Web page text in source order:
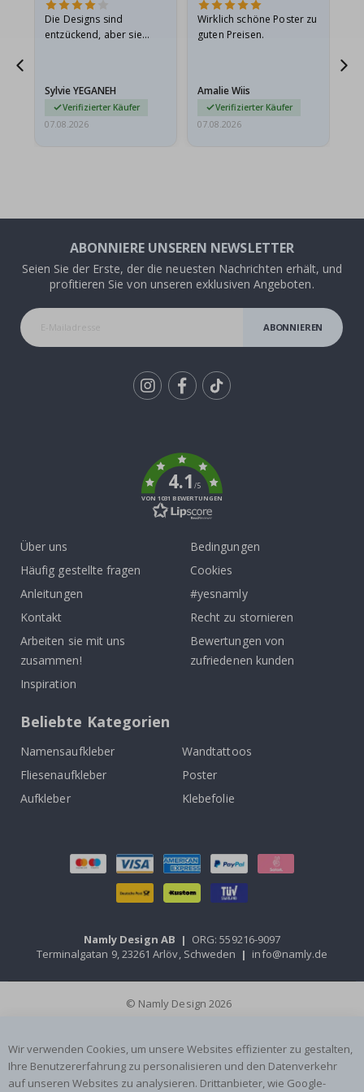
Die Designs sind
entzückend, aber sie
sie…
Sylvie YEGANEH
Verifizierter Käufer
07.08.2026
Wirklich schöne Poster zu
guten Preisen.
Amalie Wiis
Verifizierter Käufer
07.08.2026
ABONNIERE UNSEREN NEWSLETTER
Seien Sie der Erste, der die neuesten Nachrichten erhält, und
profitieren Sie von unseren exklusiven Angeboten.
ABONNIEREN
4.1/5
VON 1031 BEWERTUNGEN
Über uns
Häufig gestellte fragen
Anleitungen
Kontakt
Arbeiten sie mit uns
zusammen!
Inspiration
Bedingungen
Cookies
#yesnamly
Recht zu stornieren
Bewertungen von
zufriedenen kunden
Beliebte Kategorien
Namensaufkleber
Wandtattoos
Fliesenaufkleber
Poster
Aufkleber
Klebefolie
Namly Design AB | ORG: 559216-9097
Terminalgatan 9, 23261 Arlöv, Schweden | info@namly.de
© Namly Design 2026
Wir verwenden Cookies, um unsere Websites effizienter zu gestalten,
Ihre Benutzererfahrung zu personalisieren und den Datenverkehr
auf unseren Websites zu analysieren. Drittanbieter, wie Google-